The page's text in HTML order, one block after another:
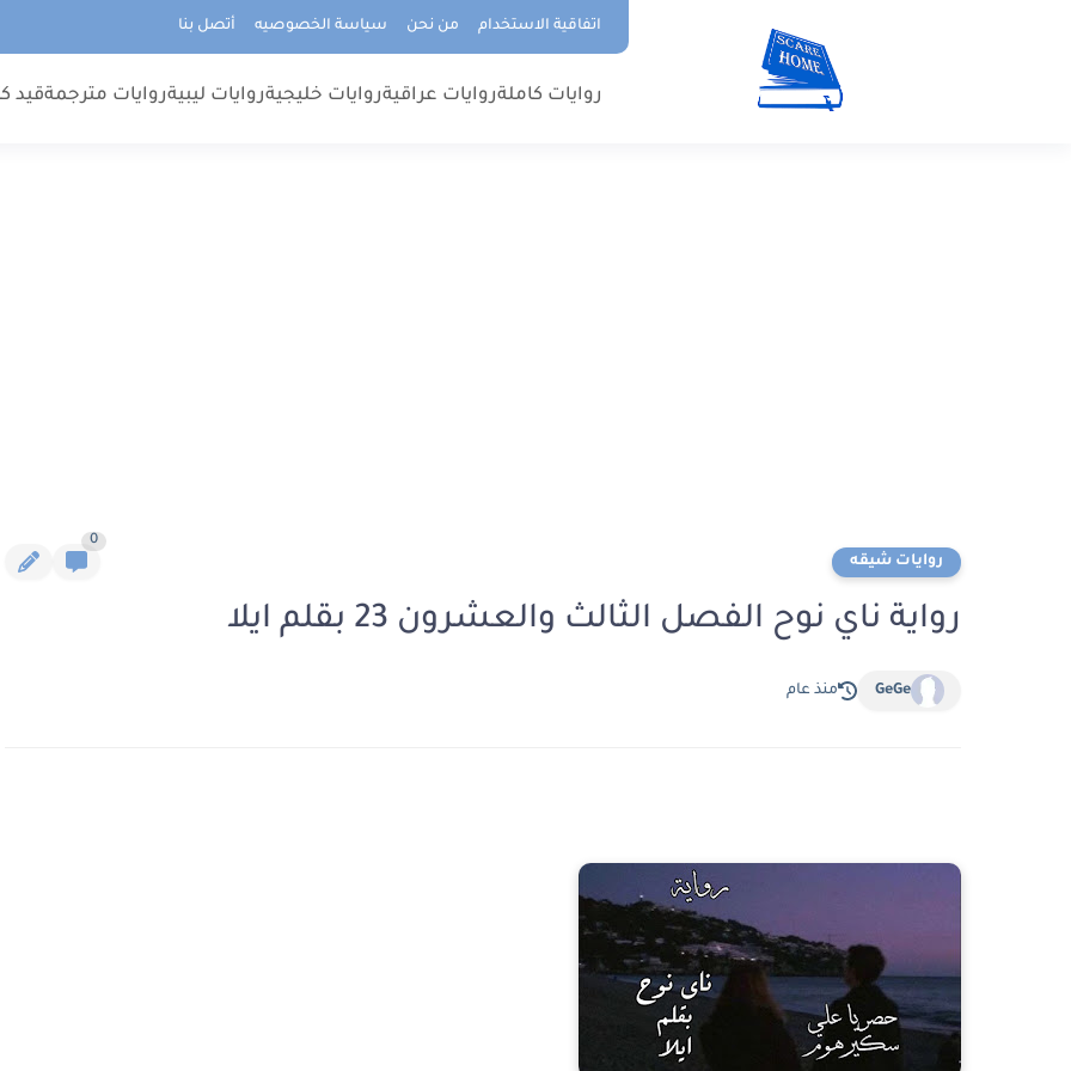
اتفاقية الاستخدام من نحن سياسة الخصوصيه أتصل بنا
روايات كاملةروايات عراقيةروايات خليجيةروايات ليبيةروايات مترجمةقيد
روايات شيقه
0
رواية ناي نوح الفصل الثالث والعشرون 23 بقلم ايلا
GeGe منذ عام